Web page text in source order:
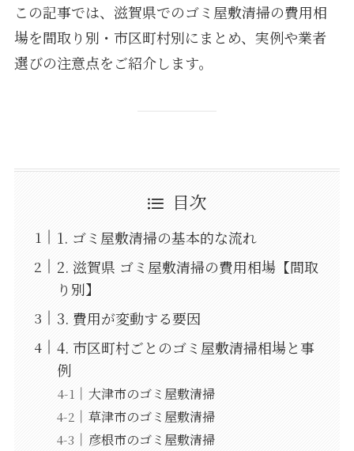
この記事では、滋賀県でのゴミ屋敷清掃の費用相
場を間取り別・市区町村別にまとめ、実例や業者
選びの注意点をご紹介します。
目次
1. ゴミ屋敷清掃の基本的な流れ
2. 滋賀県 ゴミ屋敷清掃の費用相場【間取
り別】
3. 費用が変動する要因
4. 市区町村ごとのゴミ屋敷清掃相場と事
例
大津市のゴミ屋敷清掃
草津市のゴミ屋敷清掃
彦根市のゴミ屋敷清掃